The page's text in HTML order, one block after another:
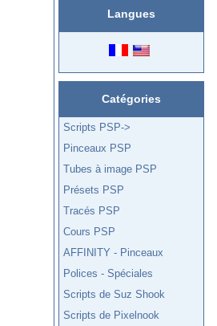
Langues
Catégories
Scripts PSP->
Pinceaux PSP
Tubes à image PSP
Présets PSP
Tracés PSP
Cours PSP
AFFINITY - Pinceaux
Polices - Spéciales
Scripts de Suz Shook
Scripts de Pixelnook